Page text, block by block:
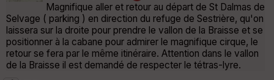
Magnifique aller et retour au départ de St Dalmas de
Selvage ( parking ) en direction du refuge de Sestrière, qu'on
laissera sur la droite pour prendre le vallon de la Braisse et se
positionner à la cabane pour admirer le magnifique cirque, le
retour se fera par le même itinéraire. Attention dans le vallon
de la Braisse il est demandé de respecter le tétras-lyre.